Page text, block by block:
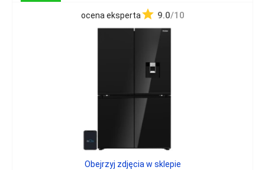
ocena eksperta 9.0/10
Obejrzyj zdjęcia w sklepie